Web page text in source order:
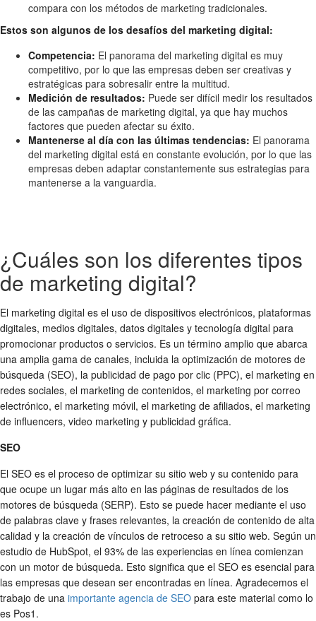
compara con los métodos de marketing tradicionales.
Estos son algunos de los desafíos del marketing digital:
Competencia: El panorama del marketing digital es muy
competitivo, por lo que las empresas deben ser creativas y
estratégicas para sobresalir entre la multitud.
Medición de resultados: Puede ser difícil medir los resultados
de las campañas de marketing digital, ya que hay muchos
factores que pueden afectar su éxito.
Mantenerse al día con las últimas tendencias: El panorama
del marketing digital está en constante evolución, por lo que las
empresas deben adaptar constantemente sus estrategias para
mantenerse a la vanguardia.
¿Cuáles son los diferentes tipos
de marketing digital?
El marketing digital es el uso de dispositivos electrónicos, plataformas
digitales, medios digitales, datos digitales y tecnología digital para
promocionar productos o servicios. Es un término amplio que abarca
una amplia gama de canales, incluida la optimización de motores de
búsqueda (SEO), la publicidad de pago por clic (PPC), el marketing en
redes sociales, el marketing de contenidos, el marketing por correo
electrónico, el marketing móvil, el marketing de afiliados, el marketing
de influencers, video marketing y publicidad gráfica.
SEO
El SEO es el proceso de optimizar su sitio web y su contenido para
que ocupe un lugar más alto en las páginas de resultados de los
motores de búsqueda (SERP). Esto se puede hacer mediante el uso
de palabras clave y frases relevantes, la creación de contenido de alta
calidad y la creación de vínculos de retroceso a su sitio web. Según un
estudio de HubSpot, el 93% de las experiencias en línea comienzan
con un motor de búsqueda. Esto significa que el SEO es esencial para
las empresas que desean ser encontradas en línea. Agradecemos el
trabajo de una importante agencia de SEO para este material como lo
es Pos1.